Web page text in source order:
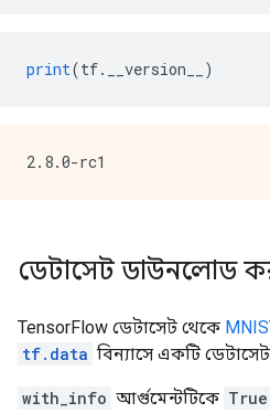
print(tf. __version__ )
ডেটাসেট ডাউনলোড
TensorFlow ডেটাসেট থেকে
tf.data বিন্যাসে একটি
with_info আর্গুমেন্টটিকে True